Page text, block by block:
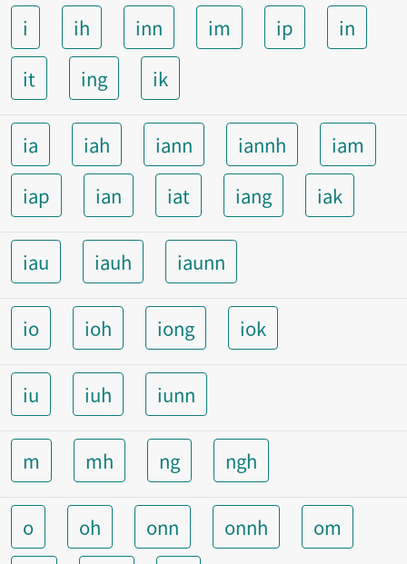
i ih inn im ip
in
it
ing ik
ia iah iann iannh
iam
iap
ian iat iang iak
iau iauh iaunn
io ioh iong iok
iu iuh iunn
m mh ng ngh
o oh onn onnh
om